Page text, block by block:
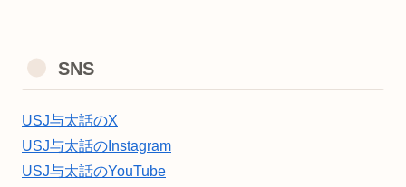
SNS
USJ与太話のX
USJ与太話のInstagram
USJ与太話のYouTube